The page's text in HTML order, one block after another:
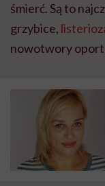
śmierć. Są to
grzybice,
nowotwory